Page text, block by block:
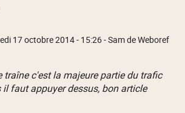
17 octobre 2014 - 15:26- Sam de Weboref
traîne c'est la majeure partie du trafic
il faut appuyer dessus, bon article